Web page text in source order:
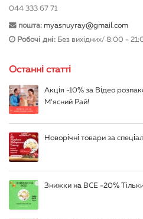
044 333 67 71
пошта: myasnuyray@gmail.com
Робочі дні: Без вихідних/ 8:00 -
Останні статті
Акція -10% за Відео
М’ясний Рай!
Новорічні товари за
Знижки на ВСЕ -20% Тільки